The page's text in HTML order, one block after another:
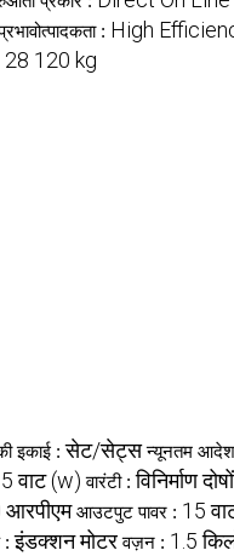
: High
28 120 kg
इकाई :सेट/सेट्स न्यूनतम आदेश
वाट (w) वारंटी :विनिर्माण
आउटपुट पावर : 15
:इंडक्शन मोटर वज़न : 1.5